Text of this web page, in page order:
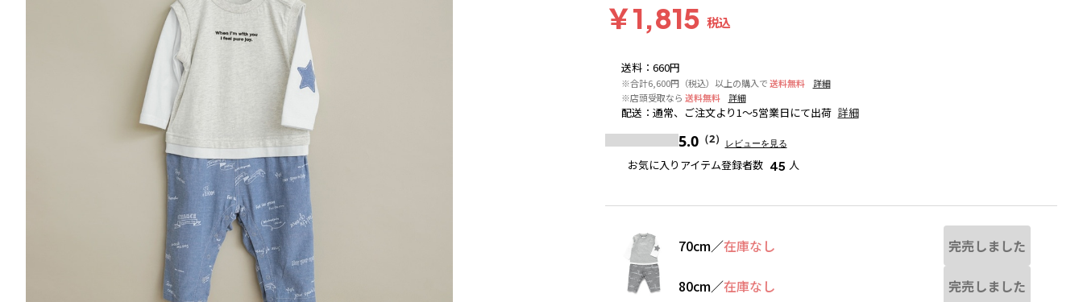
送料： 660円
※合計6,600円（税込）以上の購入で送料無料
詳細
※店頭受取なら 送料無料 詳細
配送 ： 通常、ご注文より1～5営業日にて出荷 詳細
5.0（2） レビューを見る
お気に入りアイテム登録者数 45 人
￥1,815 税込
70cm／在庫なし 完売しました
80cm／在庫なし 完売しました